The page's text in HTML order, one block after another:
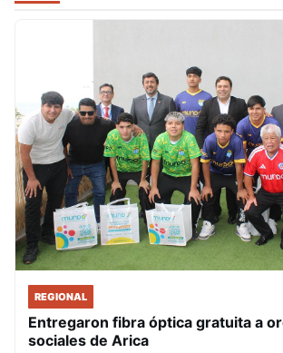
REGIONAL
Entregaron fibra óptica gratuita a
sociales de Arica